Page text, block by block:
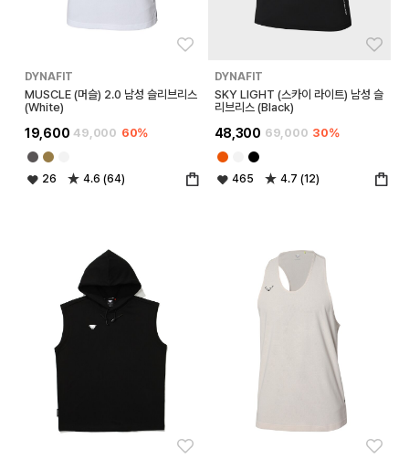
DYNAFIT
MUSCLE (머슬) 2.0 남성 슬리브리스
(White)
19,600 49,000 60%
26 4.6 (64)
DYNAFIT
SKY LIGHT (스카이 라이트) 남성 슬
리브리스 (Black)
48,300 69,000 30%
465 4.7 (12)